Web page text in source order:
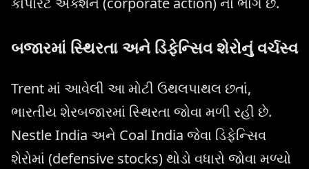
બજારમાં સ્થિરતા અને ડિફેન્સિવ શેરોનું વર્ચસ્વ
Trent માં આવેલી આ મોટી ઉથલપાથલ છતાં,
ભારતીય શેરબજારમાં સ્થિરતા જોવા મળી રહી છે.
Nestle India અને Coal India જેવા ડિફેન્સિવ
શેરોમાં (defensive stocks) થોડો વધારો જોવા મળ્યો